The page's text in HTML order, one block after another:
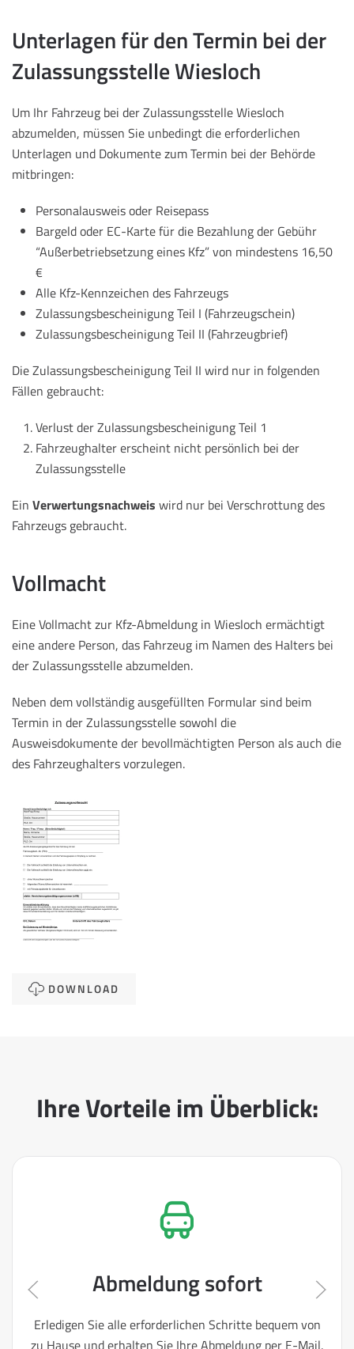
Unterlagen für den Termin bei der
Zulassungsstelle Wiesloch
Um Ihr Fahrzeug bei der Zulassungsstelle Wiesloch
abzumelden, müssen Sie unbedingt die erforderlichen
Unterlagen und Dokumente zum Termin bei der Behörde
mitbringen:
Personalausweis oder Reisepass
Bargeld oder EC-Karte für die Bezahlung der Gebühr
“Außerbetriebsetzung eines Kfz” von mindestens 16,50
€
Alle Kfz-Kennzeichen des Fahrzeugs
Zulassungsbescheinigung Teil I (Fahrzeugschein)
Zulassungsbescheinigung Teil II (Fahrzeugbrief)
Die Zulassungsbescheinigung Teil II wird nur in folgenden
Fällen gebraucht:
Verlust der Zulassungsbescheinigung Teil 1
Fahrzeughalter erscheint nicht persönlich bei der
Zulassungsstelle
Ein Verwertungsnachweis wird nur bei Verschrottung des
Fahrzeugs gebraucht.
Vollmacht
Eine Vollmacht zur Kfz-Abmeldung in Wiesloch ermächtigt
eine andere Person, das Fahrzeug im Namen des Halters bei
der Zulassungsstelle abzumelden.
Neben dem vollständig ausgefüllten Formular sind beim
Termin in der Zulassungsstelle sowohl die
Ausweisdokumente der bevollmächtigten Person als auch die
des Fahrzeughalters vorzulegen.
DOWNLOAD
Ihre Vorteile im Überblick:
Abmeldung sofort
Erledigen Sie alle erforderlichen Schritte bequem von
zu Hause und erhalten Sie Ihre Abmeldung per E-Mail.